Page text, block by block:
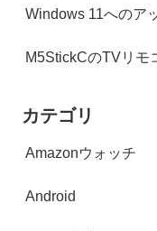
Windows 11へのア
M5StickCのTVリモ
カテゴリ
Amazonウォッチ
Android